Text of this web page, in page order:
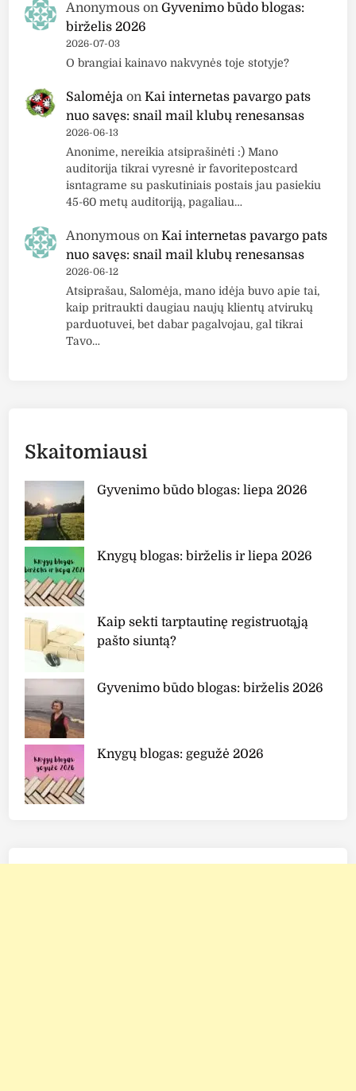
Anonymous onGyvenimo būdo blogas:
birželis 2026
2026-07-03
O brangiai kainavo nakvynės toje stotyje?
Salomėja onKai internetas pavargo pats
nuo savęs: snail mail klubų renesansas
2026-06-13
Anonime, nereikia atsiprašinėti :) Mano
auditorija tikrai vyresnė ir favoritepostcard
isntagrame su paskutiniais postais jau pasiekiu
45-60 metų auditoriją, pagaliau…
Anonymous onKai internetas pavargo pats
nuo savęs: snail mail klubų renesansas
2026-06-12
Atsiprašau, Salomėja, mano idėja buvo apie tai,
kaip pritraukti daugiau naujų klientų atvirukų
parduotuvei, bet dabar pagalvojau, gal tikrai
Tavo…
Skaitomiausi
Gyvenimo būdo blogas: liepa 2026
Knygų blogas: birželis ir liepa 2026
Kaip sekti tarptautinę registruotąją
pašto siuntą?
Gyvenimo būdo blogas: birželis 2026
Knygų blogas: gegužė 2026